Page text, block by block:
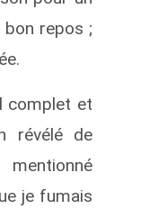
repos ;
complet et
révélé de
je fumais